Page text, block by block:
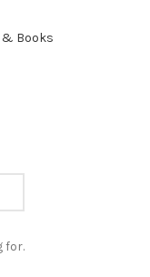
& Books
for.